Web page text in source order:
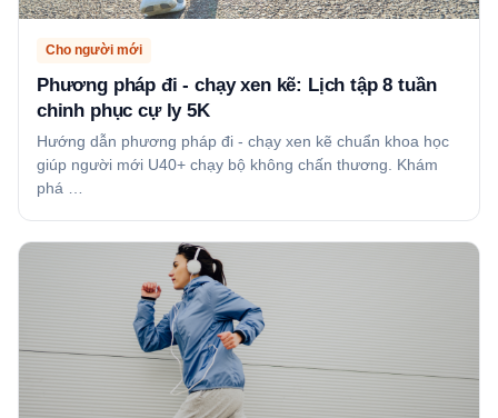
Cho người mới
Phương pháp đi - chạy xen kẽ: Lịch tập 8 tuần
chinh phục cự ly 5K
Hướng dẫn phương pháp đi - chạy xen kẽ chuẩn khoa học
giúp người mới U40+ chạy bộ không chấn thương. Khám
phá …